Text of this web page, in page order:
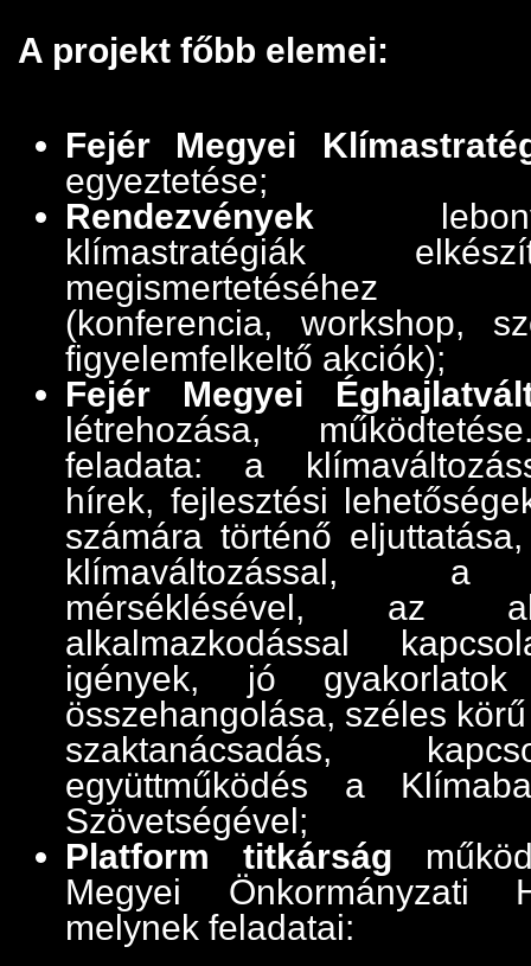
A projekt főbb elemei:
Fejér Megyei
egyeztetése;
Rendezvények
klímastratégiák
megismertetéséhez
(konferencia, workshop,
figyelemfelkeltő akciók);
Fejér Megyei
létrehozása,
feladata: a
hírek, fejlesztési
számára történő
klímaváltozással, a
mérséklésével, az
alkalmazkodással
igények, jó
összehangolása, széles
szaktanácsadás,
együttműködés a
Szövetségével;
Platform titkárság
Megyei Önkormányzati
melynek feladatai: